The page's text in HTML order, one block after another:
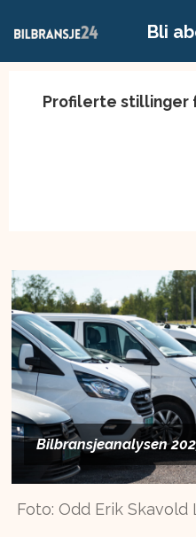
Bli
Profilerte stillinger
Bilbransjeanalysen
Foto: Odd Erik Skavold